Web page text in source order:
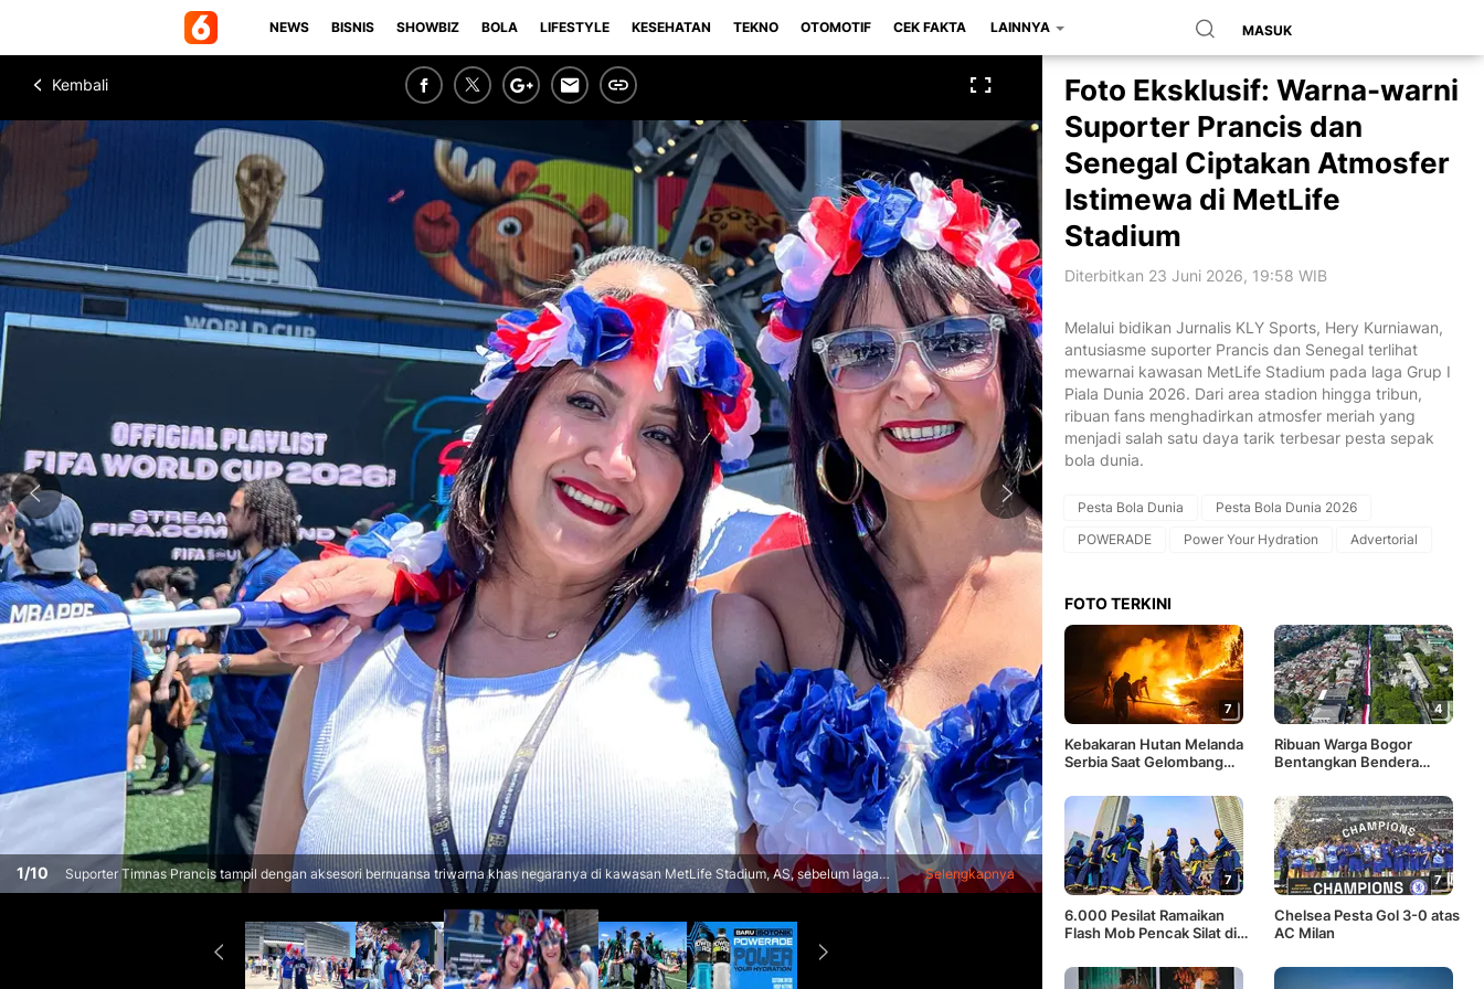
NEWS BISNIS SHOWBIZ BOLA LIFESTYLE KESEHATAN TEKNO OTOMOTIF CEK FAKTA LAINNYA MASUK
1/10
Suporter Timnas Prancis tampil dengan aksesori bernuansa triwarna khas negaranya di kawasan MetLife Stadium, AS, sebelum laga
melawan Senegal pada Grup I Piala Dunia 2026, Selasa (16/6/2026). (KLY Sports/Hery Kurniawan/Adv/Powerade)
Selengkapnya
1/10
Suporter Senegal dan Prancis berfoto bersama di kawasan
menunjukkan semangat persahabatan yang mewarnai
Foto Eksklusif: Warna-warni
Suporter Prancis dan
Senegal Ciptakan Atmosfer
Istimewa di MetLife
Stadium
Diterbitkan 23 Juni 2026, 19:58 WIB
Melalui bidikan Jurnalis KLY Sports, Hery Kurniawan,
antusiasme suporter Prancis dan Senegal terlihat
mewarnai kawasan MetLife Stadium pada laga Grup I
Piala Dunia 2026. Dari area stadion hingga tribun,
ribuan fans menghadirkan atmosfer meriah yang
menjadi salah satu daya tarik terbesar pesta sepak
bola dunia.
Pesta Bola Dunia
Pesta Bola Dunia 2026
POWERADE
Power Your Hydration Advertorial
FOTO TERKINI
7
Kebakaran Hutan Melanda
Serbia Saat Gelombang
4
Ribuan Warga Bogor
Bentangkan Bendera
7
6.000 Pesilat Ramaikan
Flash Mob Pencak Silat di
7
Chelsea Pesta Gol 3-0 atas
AC Milan